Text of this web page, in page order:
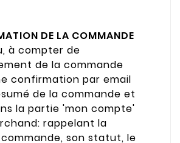
DE LA COMMANDE
à compter de
de la commande
confirmation par email
de la commande et
la partie 'mon compte'
rappelant la
son statut, le